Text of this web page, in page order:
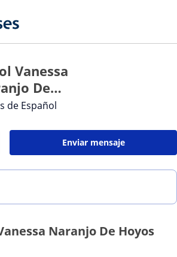
Vanessa
De
de Español
Enviar mensaje
Naranjo De Hoyos